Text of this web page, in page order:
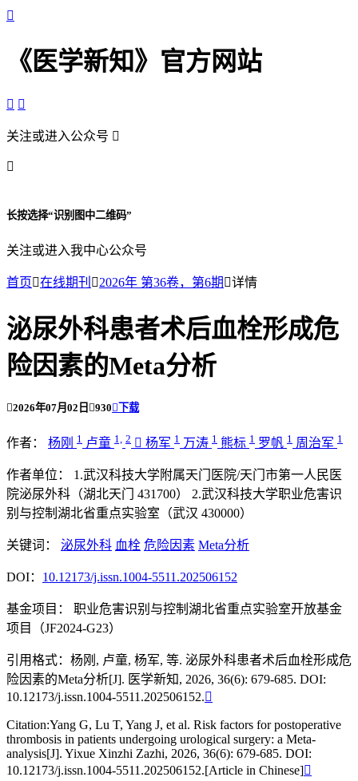

《医学新知》官方网站
 
关注或进入公众号 

长按选择“识别图中二维码”
关注或进入我中心公众号
首页在线期刊 2026年 第36卷，第6期 详情
泌尿外科患者术后血栓形成危
险因素的Meta分析
2026年07月02日 930  下载
作者： 杨刚 1 卢童 1, 2  杨军 1 万涛 1 熊标 1 罗帆 1 周治军 1
作者单位：
1.武汉科技大学附属天门医院/天门市第一人民医
院泌尿外科（湖北天门 431700）
2.武汉科技大学职业危害识
别与控制湖北省重点实验室（武汉 430000）
关键词： 泌尿外科 血栓 危险因素 Meta分析
DOI： 10.12173/j.issn.1004-5511.202506152
基金项目：
职业危害识别与控制湖北省重点实验室开放基金
项目（JF2024-G23）
引用格式： 杨刚, 卢童, 杨军, 等. 泌尿外科患者术后血栓形成危
险因素的Meta分析[J]. 医学新知, 2026, 36(6): 679-685. DOI:
10.12173/j.issn.1004-5511.202506152.
Citation:Yang G, Lu T, Yang J, et al. Risk factors for postoperative
thrombosis in patients undergoing urological surgery: a Meta-
analysis[J]. Yixue Xinzhi Zazhi, 2026, 36(6): 679-685. DOI:
10.12173/j.issn.1004-5511.202506152.[Article in Chinese]